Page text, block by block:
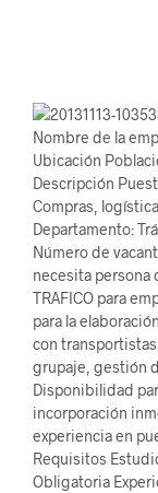
Nombre de la
Ubicación
Descripción
Compras,
Departamento:
Número de
necesita persona
TRAFICO para
para la
con
grupaje, gestión
Disponibilidad
incorporación
experiencia en
Requisitos
Obligatoria